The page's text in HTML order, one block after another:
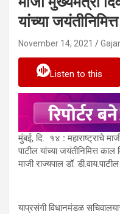
यांच्या
November 14, 2021
Listen to this
मुंबई, दि. १४ :महाराष्ट्राचे
पाटील यांच्या जयंतीनिमित्त
माजी राज्यपाल डॉ.
याप्रसंगी विधानमंडळ